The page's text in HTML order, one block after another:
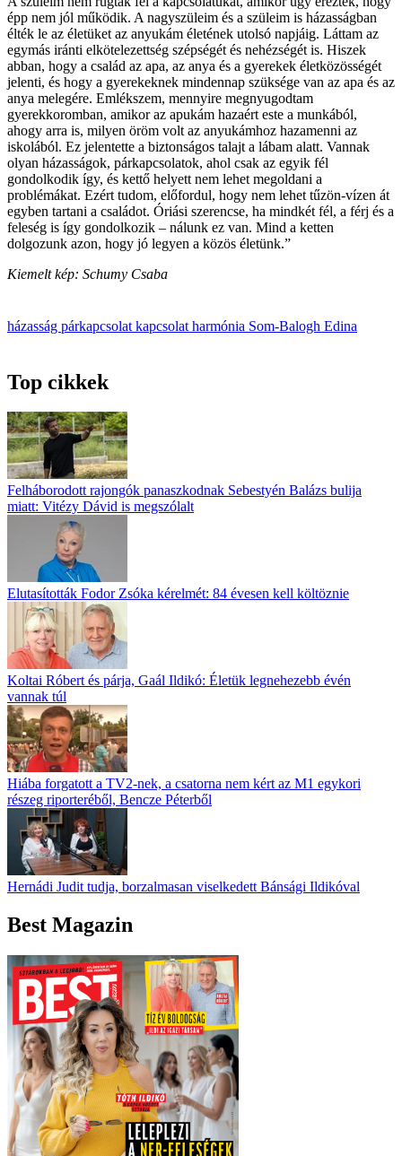
épp nem jól működik. A nagyszüleim és a szüleim is házasságban
élték le az életüket az anyukám életének utolsó napjáig. Láttam az
egymás iránti elkötelezettség szépségét és nehézségét is. Hiszek
abban, hogy a család az apa, az anya és a gyerekek életközösségét
jelenti, és hogy a gyerekeknek mindennap szüksége van az apa és az
anya melegére. Emlékszem, mennyire megnyugodtam
gyerekkoromban, amikor az apukám hazaért este a munkából,
ahogy arra is, milyen öröm volt az anyukámhoz hazamenni az
iskolából. Ez jelentette a biztonságos talajt a lábam alatt. Vannak
olyan házasságok, párkapcsolatok, ahol csak az egyik fél
gondolkodik így, és kettő helyett nem lehet megoldani a
problémákat. Ezért tudom, előfordul, hogy nem lehet tűzön-vízen át
egyben tartani a családot. Óriási szerencse, ha mindkét fél, a férj és a
feleség is így gondolkozik – nálunk ez van. Mind a ketten
dolgozunk azon, hogy jó legyen a közös életünk.”
Kiemelt kép: Schumy Csaba
házasság párkapcsolat kapcsolat harmónia Som-Balogh Edina
Top cikkek
Felháborodott rajongók panaszkodnak Sebestyén Balázs bulija
miatt: Vitézy Dávid is megszólalt
Elutasították Fodor Zsóka kérelmét: 84 évesen kell költöznie
Koltai Róbert és párja, Gaál Ildikó: Életük legnehezebb évén
vannak túl
Hiába forgatott a TV2-nek, a csatorna nem kért az M1 egykori
részeg riporteréből, Bencze Péterből
Hernádi Judit tudja, borzalmasan viselkedett Bánsági Ildikóval
Best Magazin